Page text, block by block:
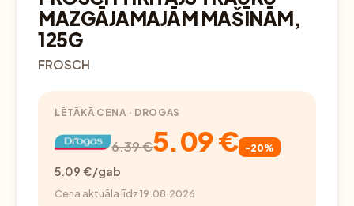
MAZGĀJAMAJĀM MAŠĪNĀM,
125G
FROSCH
LĒTĀKĀ CENA · DROGAS
6.39 €5.09 € -20%
5.09 €/gab
Cena aktuāla līdz 19.08.2026